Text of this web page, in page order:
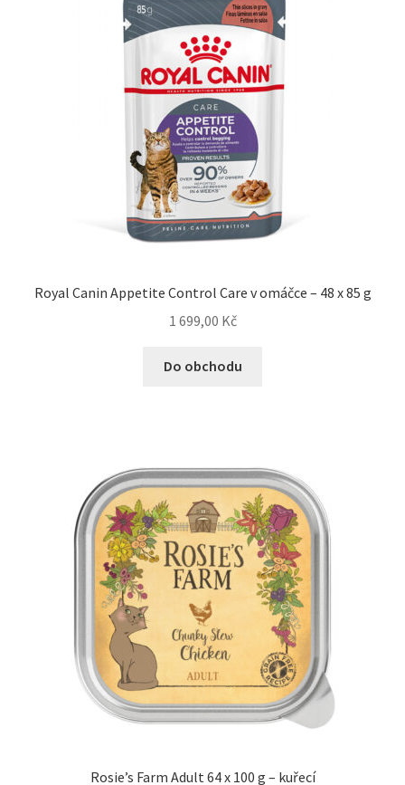
Royal Canin Appetite Control Care v omáčce – 48 x 85 g
1 699,00 Kč
Do obchodu
Rosie’s Farm Adult 64 x 100 g – kuřecí